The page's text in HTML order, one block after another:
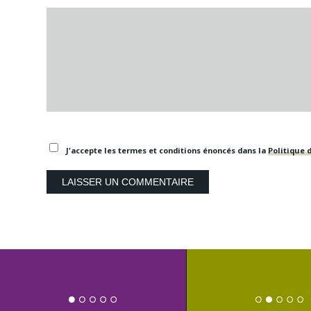
J'accepte les termes et conditions énoncés dans la Politique